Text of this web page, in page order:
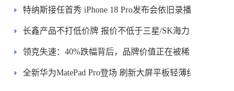
特纳斯接任首秀 iPhone 18 Pro发布会依旧录播
长鑫产品不打低价牌 报价不低于三星/SK海力
士
领克失速：40%跌幅背后，品牌价值正在被稀
释
全新华为MatePad Pro登场 刷新大屏平板轻薄纪